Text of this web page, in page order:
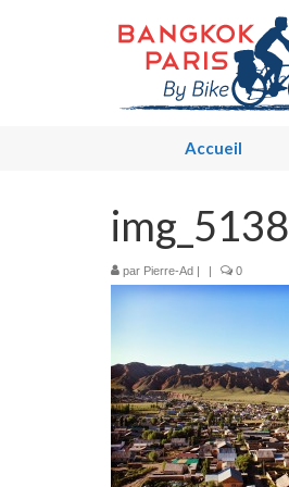
Accueil
img_5138
par Pierre-Ad | | 0